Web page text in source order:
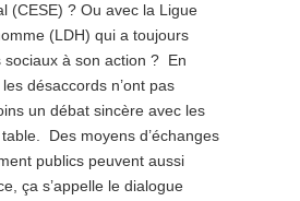
(CESE) ? Ou avec la Ligue
(LDH) qui a toujours
sociaux à son action ? En
désaccords n’ont pas
un débat sincère avec les
Des moyens d’échanges
publics peuvent aussi
ça s’appelle le dialogue